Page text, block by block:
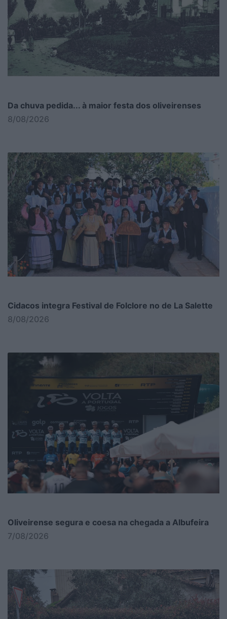
Da chuva pedida... à maior festa dos oliveirenses
8/08/2026
Cidacos integra Festival de Folclore no de La Salette
8/08/2026
Oliveirense segura e coesa na chegada a Albufeira
7/08/2026